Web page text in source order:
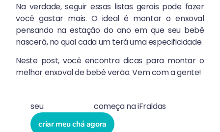
Na verdade, seguir essas listas gerais pode fazer
você gastar mais. O ideal é montar o enxoval
pensando na estação do ano em que seu bebê
nascerá, no qual cada um terá umaespecificidade.
Neste post, você encontra dicas para montar o
melhor enxoval de bebê verão. Vem com a gente!
seu começa na iFraldas
criar meu chá agora